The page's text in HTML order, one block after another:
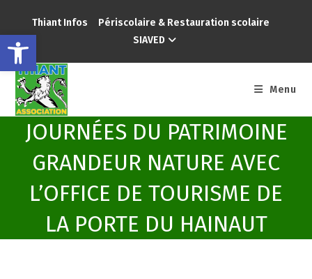
Ouvrir la barre d’outils
Thiant Infos
Périscolaire & Restauration scolaire
SIAVED
Menu
JOURNÉES DU PATRIMOINE
GRANDEUR NATURE AVEC
L’OFFICE DE TOURISME DE
LA PORTE DU HAINAUT